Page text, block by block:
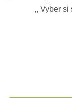
,, Vyber si